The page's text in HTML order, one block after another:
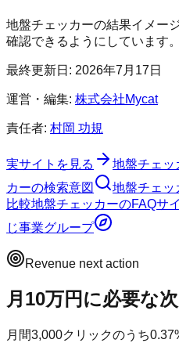
地盤チェッカーの結果イメー
確認できるようにしています。
最終更新日: 2026年7月17日
運営・編集: 株式会社Mycat
責任者: 村岡 功規
実サイトを見る 地盤チェッ
カーの検索意図 地盤チェッ
比較地盤チェッカーのFAQサ
じ事業グループ
Revenue next action
月10万円に必要な
月間3,000クリックのうち0.37